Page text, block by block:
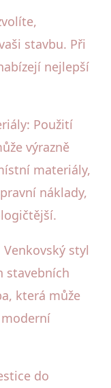
stavbu. Při
nejlepší
Použití
výrazně
materiály,
náklady,
styl
stavebních
která může
do